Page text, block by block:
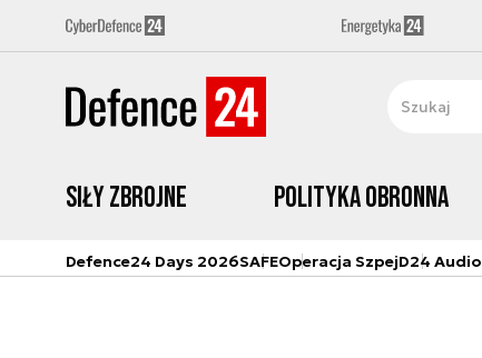
Siły zbrojne Polityka obronna
Defence24 Days 2026SAFEOperacja SzpejD24 Audio